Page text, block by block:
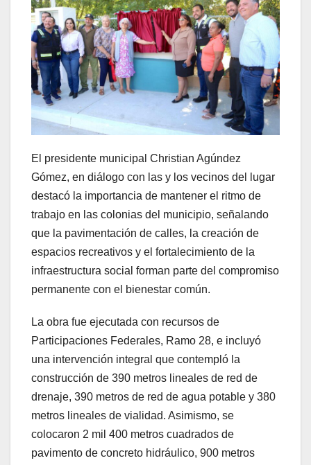
El presidente municipal Christian Agúndez
Gómez, en diálogo con las y los vecinos del lugar
destacó la importancia de mantener el ritmo de
trabajo en las colonias del municipio, señalando
que la pavimentación de calles, la creación de
espacios recreativos y el fortalecimiento de la
infraestructura social forman parte del compromiso
permanente con el bienestar común.
La obra fue ejecutada con recursos de
Participaciones Federales, Ramo 28, e incluyó
una intervención integral que contempló la
construcción de 390 metros lineales de red de
drenaje, 390 metros de red de agua potable y 380
metros lineales de vialidad. Asimismo, se
colocaron 2 mil 400 metros cuadrados de
pavimento de concreto hidráulico, 900 metros